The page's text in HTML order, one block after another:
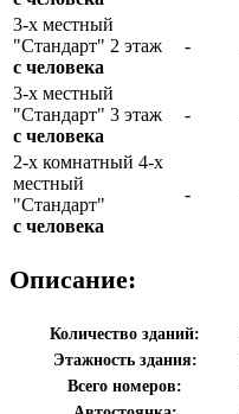
3-х местный
"Стандарт" 2 этаж
с человека
-
3-х местный
"Стандарт" 3 этаж
с человека
-
2-х комнатный 4-х
местный
"Стандарт"
с человека
-
Описание:
Количество зданий:
Этажность здания:
Всего номеров: